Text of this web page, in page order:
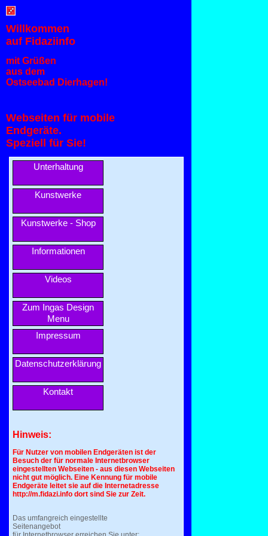
Willkommen
auf Fidaziinfo
mit Grüßen
aus dem
Ostseebad Dierhagen!
Webseiten für mobile
Endgeräte.
Speziell für Sie!
Unterhaltung
Kunstwerke
Kunstwerke - Shop
Informationen
Videos
Zum Ingas Design
Menu
Impressum
Datenschutzerklärung
Kontakt
Hinweis:
Für Nutzer von mobilen Endgeräten ist der
Besuch der für normale Internetbrowser
eingestellten Webseiten - aus diesen Webseiten
nicht gut möglich. Eine Kennung für mobile
Endgeräte leitet sie auf die Internetadresse
http://m.fidazi.info dort sind Sie zur Zeit.
Das umfangreich eingestellte
Seitenangebot